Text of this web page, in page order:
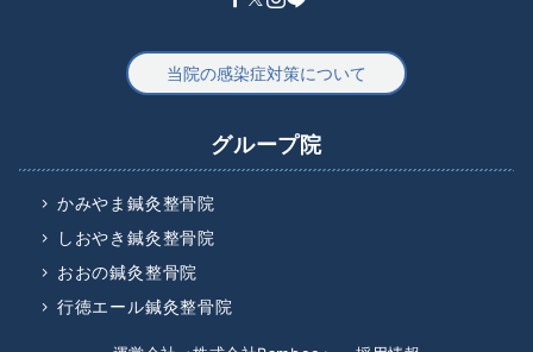
当院の感染症対策について
グループ院
かみやま鍼灸整骨院
しおやき鍼灸整骨院
おおの鍼灸整骨院
行徳エール鍼灸整骨院